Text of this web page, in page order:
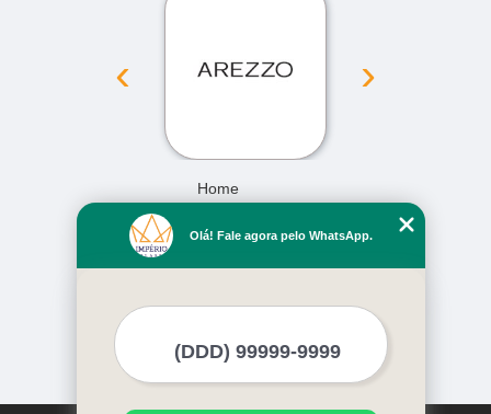
‹ ›
Home
Missão
Olá! Fale agora pelo WhatsApp.